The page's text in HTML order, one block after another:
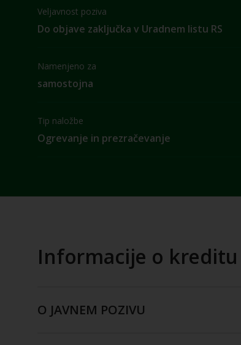
Veljavnost poziva
Do objave zaključka v Uradnem listu RS
Namenjeno za
samostojna
Tip naložbe
Ogrevanje in prezračevanje
Informacije o kreditu
O JAVNEM POZIVU